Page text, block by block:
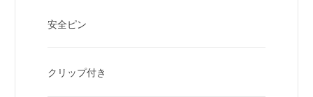
安全ピン
クリップ付き